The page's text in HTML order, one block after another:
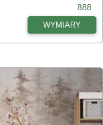
888
WYMIARY